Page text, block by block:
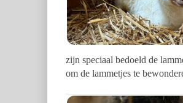
zijn speciaal bedoeld de
om de lammetjes te